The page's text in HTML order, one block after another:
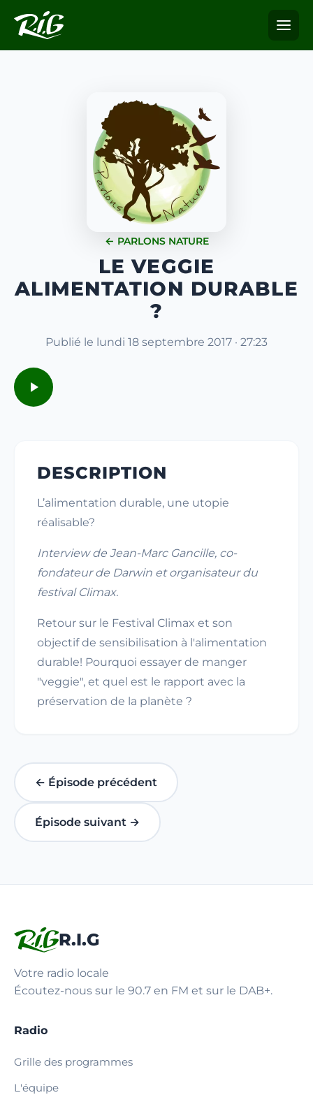
← PARLONS NATURE
LE VEGGIE
ALIMENTATION DURABLE
?
Publié le lundi 18 septembre 2017 · 27:23
DESCRIPTION
L’alimentation durable, une utopie
réalisable?
Interview de Jean-Marc Gancille, co-
fondateur de Darwin et organisateur du
festival Climax.
Retour sur le Festival Climax et son
objectif de sensibilisation à l'alimentation
durable! Pourquoi essayer de manger
"veggie", et quel est le rapport avec la
préservation de la planète ?
← Épisode précédent
Épisode suivant →
R.I.G
Votre radio locale
Écoutez-nous sur le 90.7 en FM et sur le DAB+.
Radio
Grille des programmes
L'équipe